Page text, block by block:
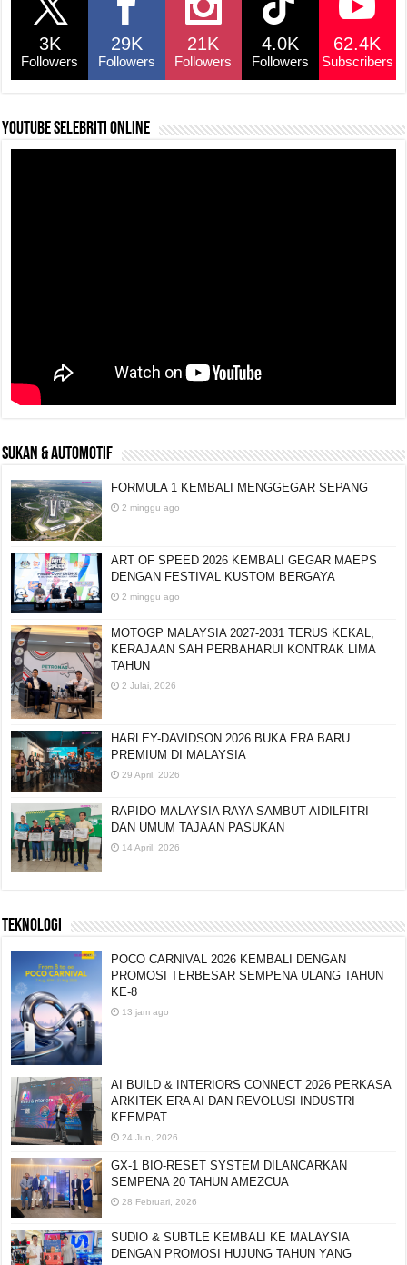
3K
Followers
29K
Followers
21K
Followers
4.0K
Followers
62.4K
Subscribers
YouTube selebriti online
SUKAN & AUTOMOTIF
FORMULA 1 KEMBALI MENGGEGAR SEPANG
2 minggu ago
ART OF SPEED 2026 KEMBALI GEGAR MAEPS
DENGAN FESTIVAL KUSTOM BERGAYA
2 minggu ago
MOTOGP MALAYSIA 2027-2031 TERUS KEKAL,
KERAJAAN SAH PERBAHARUI KONTRAK LIMA
TAHUN
2 Julai, 2026
HARLEY-DAVIDSON 2026 BUKA ERA BARU
PREMIUM DI MALAYSIA
29 April, 2026
RAPIDO MALAYSIA RAYA SAMBUT AIDILFITRI
DAN UMUM TAJAAN PASUKAN
14 April, 2026
TEKNOLOGI
POCO CARNIVAL 2026 KEMBALI DENGAN
PROMOSI TERBESAR SEMPENA ULANG TAHUN
KE-8
13 jam ago
AI BUILD & INTERIORS CONNECT 2026 PERKASA
ARKITEK ERA AI DAN REVOLUSI INDUSTRI
KEEMPAT
24 Jun, 2026
GX-1 BIO-RESET SYSTEM DILANCARKAN
SEMPENA 20 TAHUN AMEZCUA
28 Februari, 2026
SUDIO & SUBTLE KEMBALI KE MALAYSIA
DENGAN PROMOSI HUJUNG TAHUN YANG